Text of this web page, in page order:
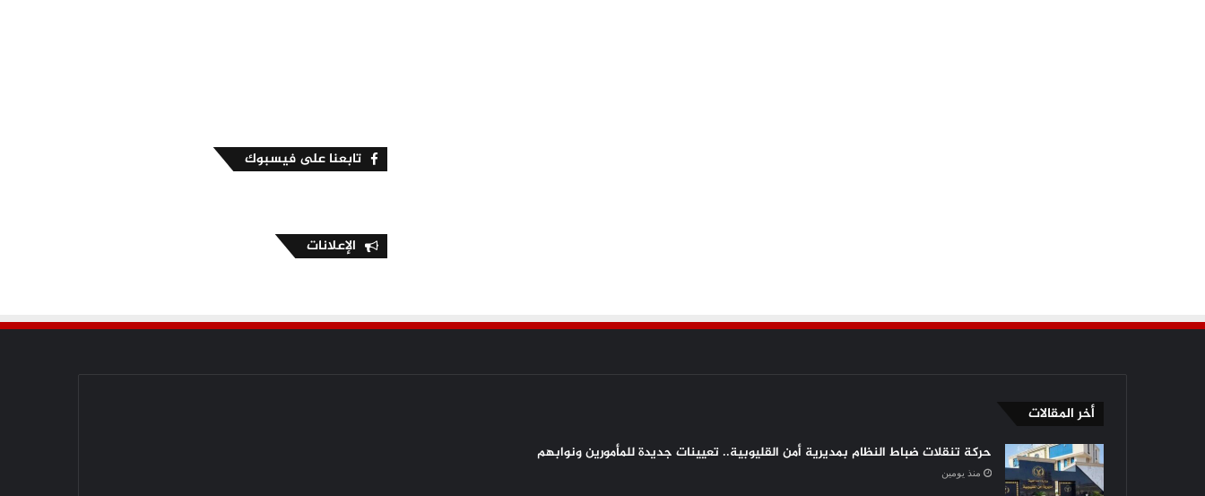
تابعنا على فيسبوك
الإعلانات
أخر المقالات
حركة تنقلات ضباط النظام بمديرية أمن القليوبية.. تعيينات جديدة للمأمورين ونوابهم
منذ يومين